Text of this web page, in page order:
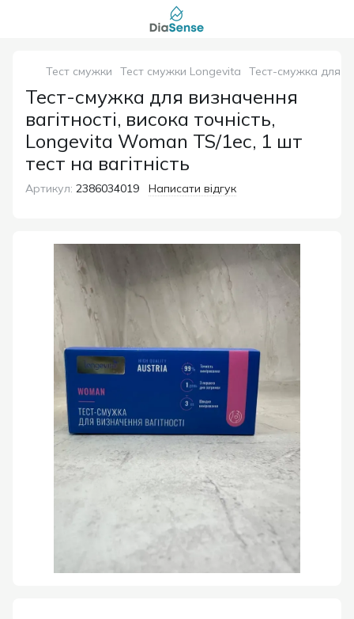
Тест смужки Тест смужки Longevita Тест-смужка для
Тест-смужка для визначення
вагітності, висока точність,
Longevita Woman TS/1ec, 1 шт
тест на вагітність
Артикул: 2386034019 Написати відгук